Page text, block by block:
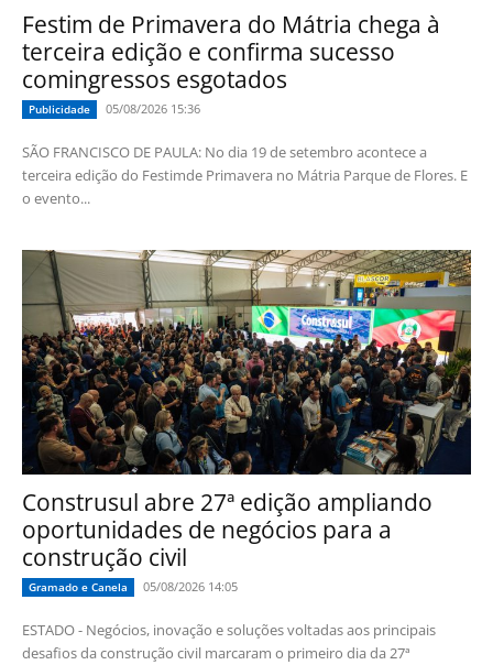
Festim de Primavera do Mátria chega à
terceira edição e confirma sucesso
comingressos esgotados
Publicidade 05/08/2026 15:36
SÃO FRANCISCO DE PAULA: No dia 19 de setembro acontece a
terceira edição do Festimde Primavera no Mátria Parque de Flores. E
o evento...
Construsul abre 27ª edição ampliando
oportunidades de negócios para a
construção civil
Gramado e Canela 05/08/2026 14:05
ESTADO - Negócios, inovação e soluções voltadas aos principais
desafios da construção civil marcaram o primeiro dia da 27ª